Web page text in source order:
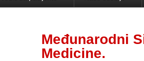
Međunarodni
Medicine.